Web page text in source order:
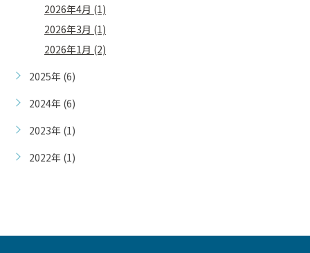
2026年4月 (1)
2026年3月 (1)
2026年1月 (2)
2025年 (6)
2024年 (6)
2023年 (1)
2022年 (1)